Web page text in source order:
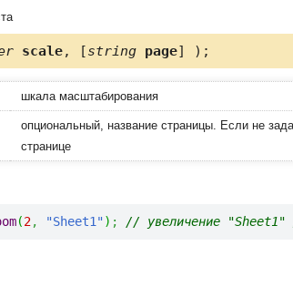
scale, [string page] );
шкала масштабирования
опциональный, название страницы. Если не
странице
(2, "Sheet1") ; // увеличение "Sheet1"